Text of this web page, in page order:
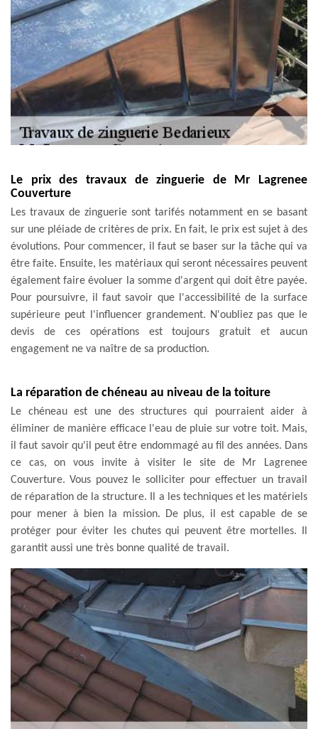
Le prix des travaux de zinguerie de Mr Lagrenee
Couverture
Les travaux de zinguerie sont tarifés notamment en se basant
sur une pléiade de critères de prix. En fait, le prix est sujet à des
évolutions. Pour commencer, il faut se baser sur la tâche qui va
être faite. Ensuite, les matériaux qui seront nécessaires peuvent
également faire évoluer la somme d'argent qui doit être payée.
Pour poursuivre, il faut savoir que l'accessibilité de la surface
supérieure peut l'influencer grandement. N'oubliez pas que le
devis de ces opérations est toujours gratuit et aucun
engagement ne va naître de sa production.
La réparation de chéneau au niveau de la toiture
Le chéneau est une des structures qui pourraient aider à
éliminer de manière efficace l'eau de pluie sur votre toit. Mais,
il faut savoir qu'il peut être endommagé au fil des années. Dans
ce cas, on vous invite à visiter le site de Mr Lagrenee
Couverture. Vous pouvez le solliciter pour effectuer un travail
de réparation de la structure. Il a les techniques et les matériels
pour mener à bien la mission. De plus, il est capable de se
protéger pour éviter les chutes qui peuvent être mortelles. Il
garantit aussi une très bonne qualité de travail.